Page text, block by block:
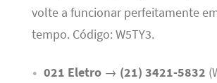
volte a funcionar perfeitamente
tempo. Código: W5TY3.
021 Eletro→ (21) 3421-5832